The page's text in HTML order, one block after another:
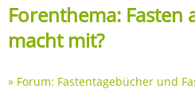
Forenthema: Fasten
macht mit?
» Forum: Fastentagebücher und